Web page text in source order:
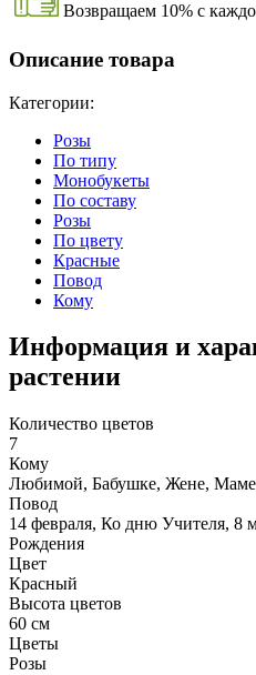
Возвращаем 10% с
Описание товара
Категории:
Розы
По типу
Монобукеты
По составу
Розы
По цвету
Красные
Повод
Кому
Информация и
растении
Количество цветов
7
Кому
Любимой, Бабушке, Жене,
Повод
14 февраля, Ко дню Учителя, 8
Рождения
Цвет
Красный
Высота цветов
60 см
Цветы
Розы